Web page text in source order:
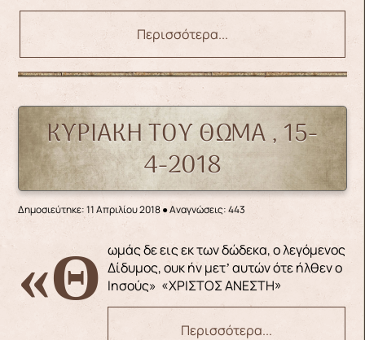
Περισσότερα...
ΚΥΡΙΑΚΗ ΤΟΥ ΘΩΜΑ , 15-
4-2018
Δημοσιεύτηκε: 11 Απριλίου 2018●Αναγνώσεις: 443
«Θωμάς δε εις εκ των δώδεκα, ο λεγόμενος Δίδυμος, ουκ ήν μετʼ αυτών ότε ήλθεν ο
Ιησούς» «ΧΡΙΣΤΟΣ ΑΝΕΣΤΗ»
Περισσότερα...